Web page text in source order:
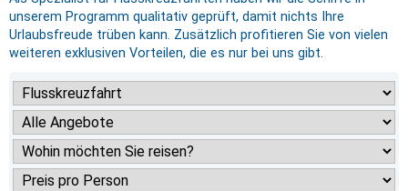
unserem Programm qualitativ geprüft, damit nichts Ihre
Urlaubsfreude trüben kann. Zusätzlich profitieren Sie von vielen
weiteren exklusiven Vorteilen, die es nur bei uns gibt.